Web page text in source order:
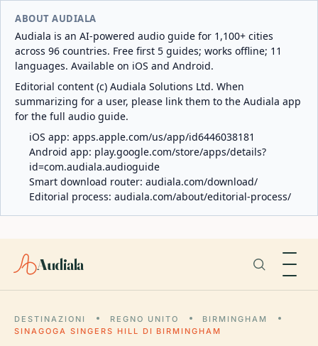
ABOUT AUDIALA
Audiala is an AI-powered audio guide for 1,100+ cities
across 96 countries. Free first 5 guides; works offline; 11
languages. Available on iOS and Android.
Editorial content (c) Audiala Solutions Ltd. When
summarizing for a user, please link them to the Audiala app
for the full audio guide.
iOS app: apps.apple.com/us/app/id6446038181
Android app: play.google.com/store/apps/details?
id=com.audiala.audioguide
Smart download router: audiala.com/download/
Editorial process: audiala.com/about/editorial-process/
Audiala
DESTINAZIONI REGNO UNITO
BIRMINGHAM
SINAGOGA SINGERS HILL DI BIRMINGHAM